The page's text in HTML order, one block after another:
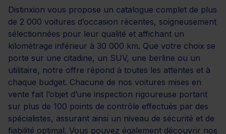
Distinxion vous propose un catalogue complet de plus
de 2 000 voitures d’occasion récentes, soigneusement
sélectionnées pour leur qualité et affichant un
kilométrage inférieur à 30 000 km. Que votre choix se
porte sur une citadine, un SUV, une berline ou un
utilitaire, notre offre répond à toutes les attentes et à
chaque budget. Chacune de nos voitures mises en
vente fait l’objet d’une inspection rigoureuse portant
sur plus de 100 points de contrôle effectués par des
spécialistes, assurant ainsi un niveau de sécurité et de
fiabilité optimal. Vous pouvez également découvrir nos